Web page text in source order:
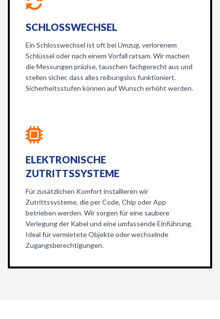
SCHLOSSWECHSEL
Ein Schlosswechsel ist oft bei Umzug, verlorenem
Schlüssel oder nach einem Vorfall ratsam. Wir machen
die Messungen präzise, tauschen fachgerecht aus und
stellen sicher, dass alles reibungslos funktioniert.
Sicherheitsstufen können auf Wunsch erhöht werden.
ELEKTRONISCHE
ZUTRITTSSYSTEME
Für zusätzlichen Komfort installieren wir
Zutrittssysteme, die per Code, Chip oder App
betrieben werden. Wir sorgen für eine saubere
Verlegung der Kabel und eine umfassende Einführung.
Ideal für vermietete Objekte oder wechselnde
Zugangsberechtigungen.